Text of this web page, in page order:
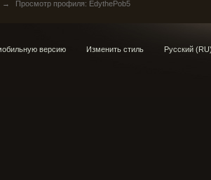
→ Просмотр профиля: EdythePob5
версию Изменить стиль Русский